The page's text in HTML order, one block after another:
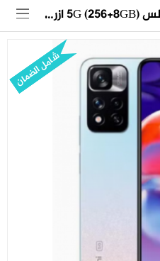
جوال ريدمي نوت 11 برو بلس (5G (256+8GB ازرق مموج
شامل الضمان